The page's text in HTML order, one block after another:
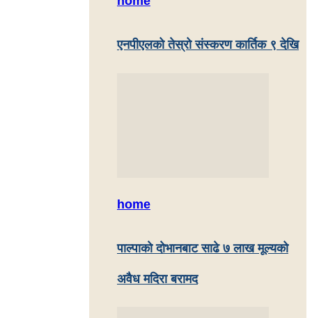
एनपीएलको तेस्रो संस्करण कार्तिक ९ देखि
home
पाल्पाकाे दाेभानबाट साढे ७ लाख मूल्यको
अवैध मदिरा बरामद